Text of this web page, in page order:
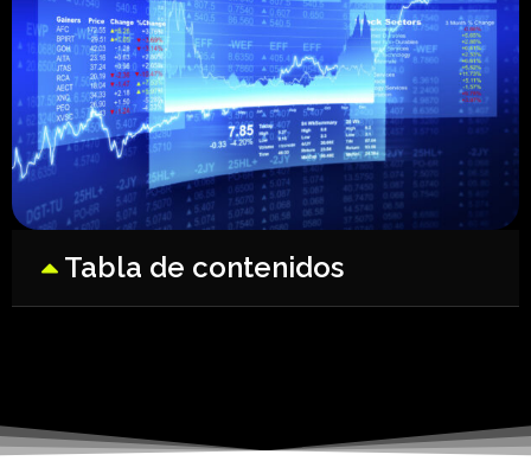
Tabla de contenidos